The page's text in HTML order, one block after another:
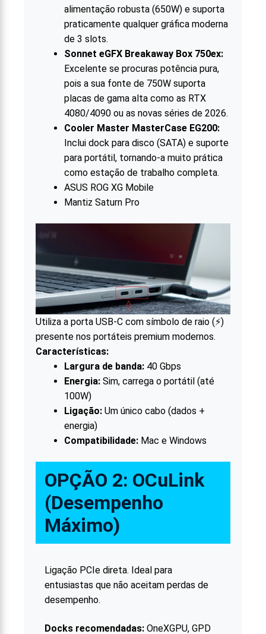
alimentação robusta (650W) e suporta
praticamente qualquer gráfica moderna
de 3 slots.
Sonnet eGFX Breakaway Box 750ex:
Excelente se procuras potência pura,
pois a sua fonte de 750W suporta
placas de gama alta como as RTX
4080/4090 ou as novas séries de 2026.
Cooler Master MasterCase EG200:
Inclui dock para disco (SATA) e suporte
para portátil, tornando-a muito prática
como estação de trabalho completa.
ASUS ROG XG Mobile
Mantiz Saturn Pro
Utiliza a porta USB-C com símbolo de raio (⚡)
presente nos portáteis premium modernos.
Características:
Largura de banda: 40 Gbps
Energia: Sim, carrega o portátil (até
100W)
Ligação: Um único cabo (dados +
energia)
Compatibilidade: Mac e Windows
OPÇÃO 2: OCuLink
(Desempenho
Máximo)
Ligação PCIe direta. Ideal para
entusiastas que não aceitam perdas de
desempenho.
Docks recomendadas: OneXGPU, GPD